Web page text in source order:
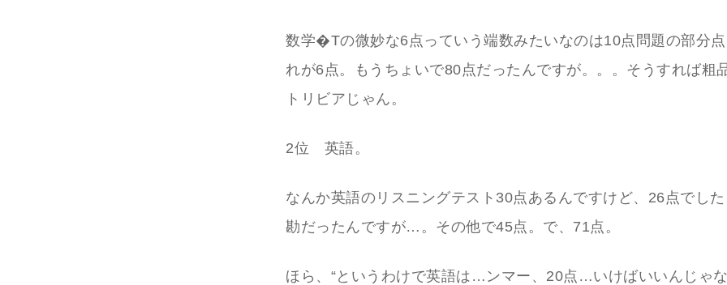
数学�Tの微妙な6点っていう端数みたいなのは10点問題の部分
れが6点。もうちょいで80点だったんですが。。。そうすれば粗
トリビアじゃん。
2位 英語。
なんか英語のリスニングテスト30点あるんですけど、26点でし
勘だったんですが…。その他で45点。で、71点。
ほら、“というわけで英語は…ンマー、20点…いけばいいんじゃ